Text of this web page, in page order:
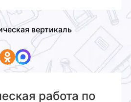
вертикаль
работа по